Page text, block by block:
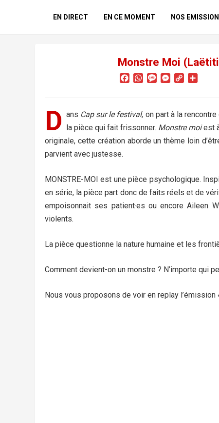
EN DIRECT EN CE MOMENT NOS
Monstre Moi
b
o
o
k
W
s
A
p
p
M
a
g
M
e
n
g
e
L
i
k
a
g
r
D ans Cap sur le festival, on part à la
la pièce qui fait frissonner. Monstre moiest
originale, cette création aborde un thème loin
parvient avec justesse.
MONSTRE-MOI est une pièce psychologique.
en série, la pièce part donc de faits réels et de
empoisonnait ses patient·es ou encore Aileen
violents.
La pièce questionne la nature humaine et les
Comment devient-on un monstre ? N’importe qui
Nous vous proposons de voir en replay